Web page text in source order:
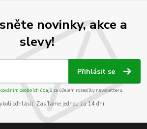
novinky, akce a
slevy!
Přihlásit se
osobních údajůza účelem rozesílky newsletteru.
odhlásit. Zasíláme jednou za 14 dní.